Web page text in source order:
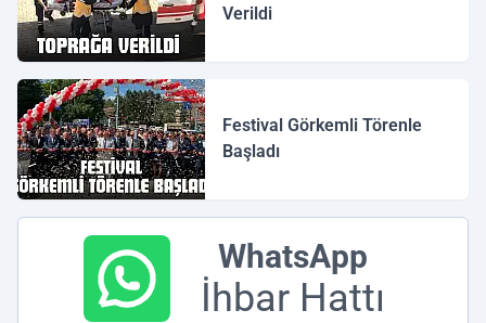
Verildi
Festival Görkemli Törenle
Başladı
WhatsApp
İhbar Hattı